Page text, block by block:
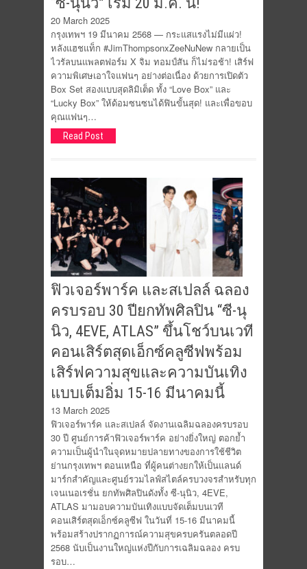
20 March 2025
กรุงเทพฯ 19 มีนาคม 2568 — กระแสแรงไม่มีแผ่ว!
หลังแฮชแท็ก #JimThompsonxZeeNuNew กลายเป็น
ไวรัลบนแพลตฟอร์ม X จิม ทอมป์สัน ก็ไม่รอช้า! เสิร์ฟ
ความพิเศษเอาใจแฟนๆ อย่างต่อเนื่อง ด้วยการเปิดตัว
Box Set สองแบบสุดลิมิเต็ด ทั้ง “Love Box” และ
“Lucky Box” ให้ด้อมซนซนได้ฟินขั้นสุด! และเพื่อขอบ
คุณแฟนๆ…
Read Post
ฟิวเจอร์พาร์ค และสเปลล์ ฉลอง
ครบรอบ 30 ปียกทัพศิลปิน “ซี-นุ
นิว, 4EVE, ATLAS” ขึ้นโชว์บนเวที
คอนเสิร์ตสุดเอ็กซ์คลูซีฟพร้อม
เสิร์ฟความสุขและความบันเทิง
แบบเต็มอิ่ม 15-16 มีนาคมนี้
13 March 2025
ฟิวเจอร์พาร์ค และสเปลล์ จัดงานเฉลิมฉลองครบรอบ
30 ปี ศูนย์การค้าฟิวเจอร์พาร์ค อย่างยิ่งใหญ่ ตอกย้ำ
ความเป็นผู้นำในจุดหมายปลายทางของการใช้ชีวิต
ย่านกรุงเทพฯ ตอนเหนือ ที่ผู้คนต่างยกให้เป็นแลนด์
มาร์กสำคัญและศูนย์รวมไลฟ์สไตล์ครบวงจรสำหรับทุก
เจนเนอเรชั่น ยกทัพศิลปินดังทั้ง ซี-นุนิว, 4EVE,
ATLAS มามอบความบันเทิงแบบจัดเต็มบนเวที
คอนเสิร์ตสุดเอ็กซ์คลูซีฟ ในวันที่ 15-16 มีนาคมนี้
พร้อมสร้างปรากฏการณ์ความสุขครบครันตลอดปี
2568 นับเป็นงานใหญ่แห่งปีกับการเฉลิมฉลอง ครบ
รอบ…